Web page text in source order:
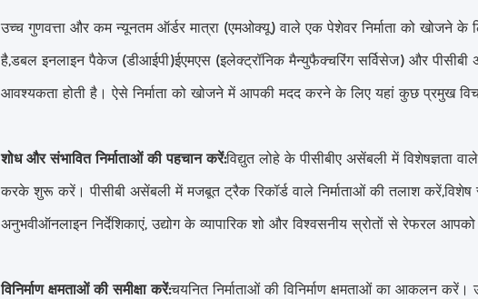
उच्च गुणवत्ता और कम न्यूनतम ऑर्डर मात्रा (एमओक्यू) वाले एक पेशेवर निर्माता को खोजने के
है,डबल इनलाइन पैकेज (डीआईपी)ईएमएस (इलेक्ट्रॉनिक मैन्युफैक्चरिंग सर्विसेज) और
आवश्यकता होती है। ऐसे निर्माता को खोजने में आपकी मदद करने के लिए यहां कुछ प्रमुख
शोध और संभावित निर्माताओं की पहचान करें:विद्युत लोहे के पीसीबीए असेंबली में विशेषज्ञता
करके शुरू करें। पीसीबी असेंबली में मजबूत ट्रैक रिकॉर्ड वाले निर्माताओं की तलाश
अनुभवीऑनलाइन निर्देशिकाएं, उद्योग के व्यापारिक शो और विश्वसनीय स्रोतों से रेफरल
विनिर्माण क्षमताओं की समीक्षा करें:चयनित निर्माताओं की विनिर्माण क्षमताओं का आकलन